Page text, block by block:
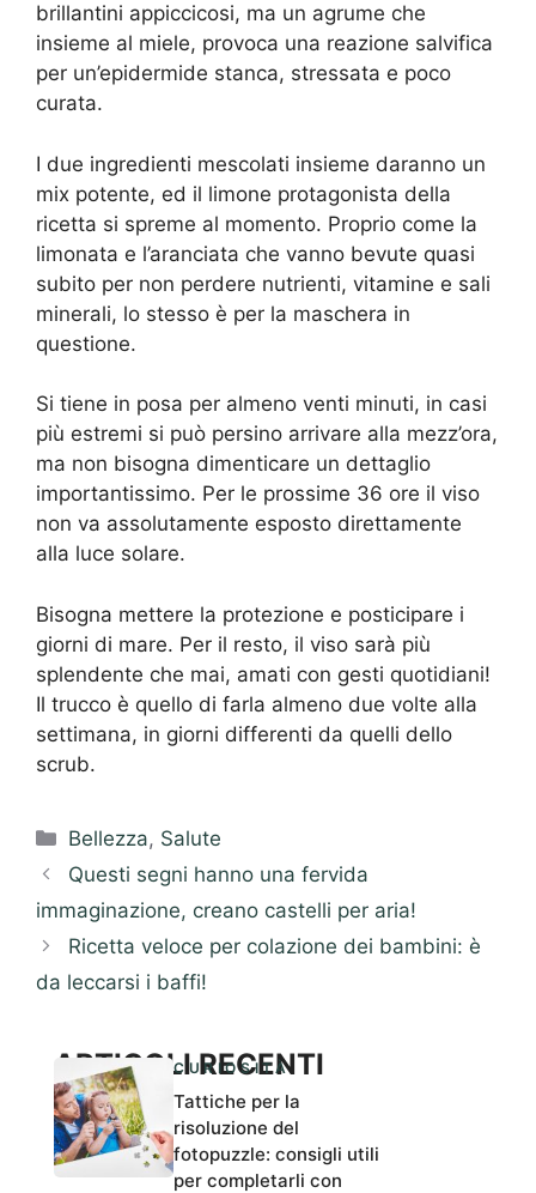
brillantini appiccicosi, ma un agrume che
insieme al miele, provoca una reazione salvifica
per un’epidermide stanca, stressata e poco
curata.
I due ingredienti mescolati insieme daranno un
mix potente, ed il limone protagonista della
ricetta si spreme al momento. Proprio come la
limonata e l’aranciata che vanno bevute quasi
subito per non perdere nutrienti, vitamine e sali
minerali, lo stesso è per la maschera in
questione.
Si tiene in posa per almeno venti minuti, in casi
più estremi si può persino arrivare alla mezz’ora,
ma non bisogna dimenticare un dettaglio
importantissimo. Per le prossime 36 ore il viso
non va assolutamente esposto direttamente
alla luce solare.
Bisogna mettere la protezione e posticipare i
giorni di mare. Per il resto, il viso sarà più
splendente che mai, amati con gesti quotidiani!
Il trucco è quello di farla almeno due volte alla
settimana, in giorni differenti da quelli dello
scrub.
Categorie
Bellezza, Salute
Questi segni hanno una fervida
immaginazione, creano castelli per aria!
Ricetta veloce per colazione dei bambini: è
da leccarsi i baffi!
ARTICOLI RECENTI
CURIOSITÀ
Tattiche per la
risoluzione del
fotopuzzle: consigli utili
per completarli con